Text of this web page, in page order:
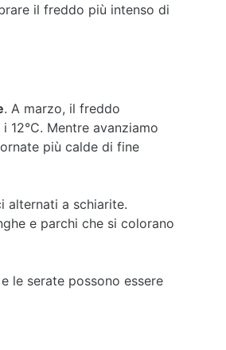
il freddo più intenso di
. A marzo, il freddo
12°C. Mentre avanziamo
più calde di fine
alternati a schiarite.
e parchi che si colorano
le serate possono essere